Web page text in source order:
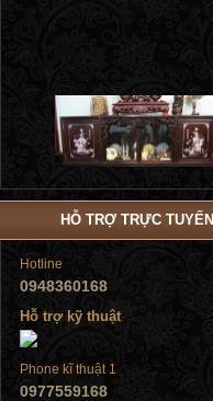
Tủ đứng
HỖ TRỢ TRỰC TUYẾN
Hotline
0948360168
Hỗ trợ kỹ thuật
Phone kĩ thuật 1
0977559168